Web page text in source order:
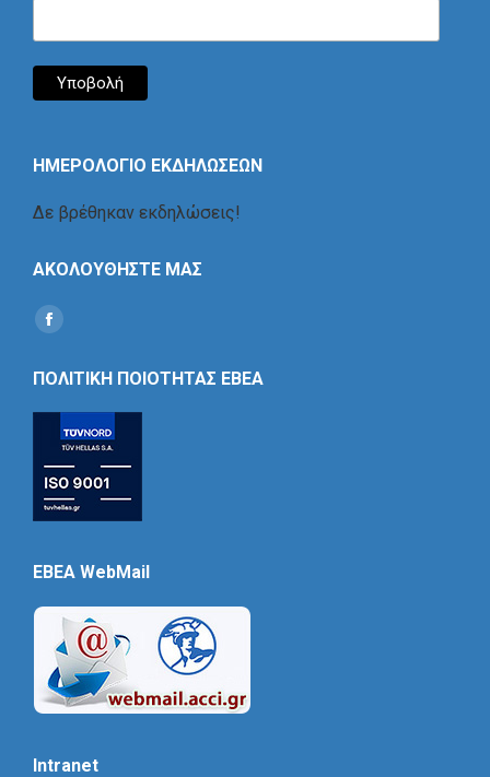
ΗΜΕΡΟΛΟΓΙΟ ΕΚΔΗΛΩΣΕΩΝ
Δε βρέθηκαν εκδηλώσεις!
ΑΚΟΛΟΥΘΗΣΤΕ ΜΑΣ
Find us on:
Social
ΠΟΛΙΤΙΚΗ ΠΟΙΟΤΗΤΑΣ ΕΒΕΑ
EBEA WebMail
Intranet